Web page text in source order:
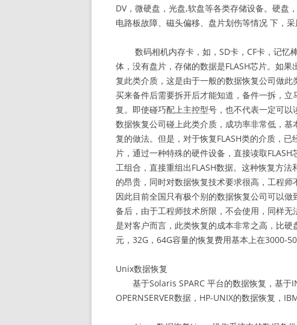
DV，微硬盘，光盘,软盘等各类存储设备。硬盘
电路板故障、磁头偏移、盘片划伤等情况 下，
数码相机内存卡，如，SD卡，CF卡，记忆
体，没有盘片，存储的数据是FLASH芯片。如
复此类介质，这是由于一般的数据恢复公司做
买来备件后需要拆开后才能知道，备件一拆，
复。即使碰巧配上主控型号，也不代表一定可
数据恢复公司碰上此类介质，成功率非常低，
复的做法。但是，对于恢复FLASH类的介质，
片，通过一种特殊的硬件设备，直接读取
工组合，直接重组出FLASH数据。这种恢复方
的昂贵，同时对数据恢复技术要求很高，工程
因此目前全国只有极个别的数据恢复公司可以
备后，由于工程师技术所限，不会使用，同样
是对客户而言，此类恢复的成本非常之高，比
元，32G，64G容量的恢复费用基本上在3000-
Unix数据恢复
基于Solaris SPARC 平台的数据恢复，基于
OPERNSERVER数据，HP-UNIX的数据恢复，